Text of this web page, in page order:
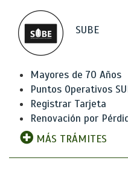
SUBE
Mayores de 70 Años
Puntos Operativos
Registrar Tarjeta
Renovación por
MÁS TRÁMITES